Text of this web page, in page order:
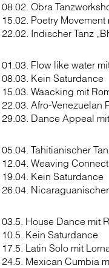
08.02. Obra
15.02. Poetry
22.02. Indischer Tanz
01.03. Flow like water
08.03. Kein Saturdance
15.03. Waacking mit
22.03. Afro-Venezuelan
29.03. Dance Appeal
05.04. Tahitianischer
12.04. Weaving
19.04. Kein Saturdance
26.04.
03.5. House Dance mit
10.5. Kein Saturdance
17.5. Latin Solo mit
24.5. Mexican Cumbia